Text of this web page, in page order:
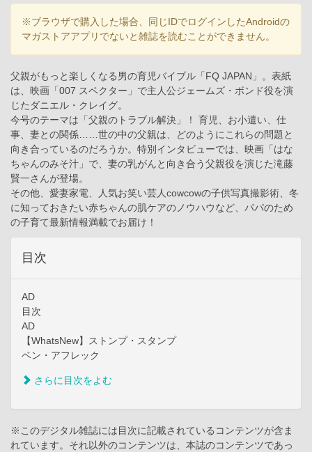
※ブラウザで購入した場合、同じIDでログインしたAndroidの
マガストアアプリでないと雑誌を読むことができません。
父親がもっと楽しくなる男の育児バイブル「FQ JAPAN」。表紙
は、映画「007 スペクター」で主人公ジェームズ・ボンド役を演
じたダニエル・クレイグ。
今号のテーマは「父親のトラブル解決」！ 育児、お小遣い、仕
事、妻との関係……世の中の父親は、どのようにこれらの問題と
向き合っているのだろうか。特別インタビューでは、映画「はな
ちゃんのみそ汁」で、妻の乳がんと向き合う父親役を演じた滝藤
賢一さんが登場。
その他、愛妻家電、人気お笑い芸人cowcowの子供写真撮影術、冬
に知っておきたい赤ちゃんの肌ケアのノウハウなど、パパのため
の子育て最新情報満載でお届け！
目次
AD
目次
AD
【WhatsNew】ストンプ・スタンプ
ベン・アフレック
さらに目次をよむ
※このデジタル雑誌には目次に記載されているコンテンツが含ま
れています。それ以外のコンテンツは、本誌のコンテンツであっ